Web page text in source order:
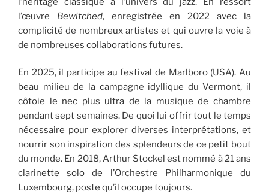
l’œuvre Bewitched, enregistrée en 2022 avec la
complicité de nombreux artistes et qui ouvre la voie à
de nombreuses collaborations futures.
En 2025, il participe au festival de Marlboro (USA). Au
beau milieu de la campagne idyllique du Vermont, il
côtoie le nec plus ultra de la musique de chambre
pendant sept semaines. De quoi lui offrir tout le temps
nécessaire pour explorer diverses interprétations, et
nourrir son inspiration des splendeurs de ce petit bout
du monde. En 2018, Arthur Stockel est nommé à 21 ans
clarinette solo de l’Orchestre Philharmonique du
Luxembourg, poste qu’il occupe toujours.